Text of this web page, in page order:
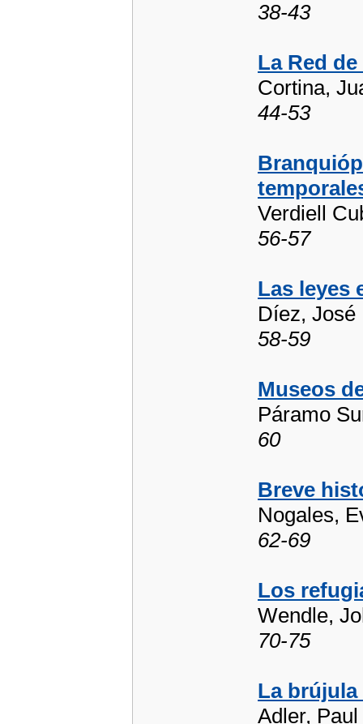
38-43
La Red
Cortina,
44-53
Verdiell
56-57
Las leyes
Díez, José
58-59
Museos
Páramo
60
Breve
Nogales,
62-69
Los
Wendle,
70-75
La brújula
Adler,